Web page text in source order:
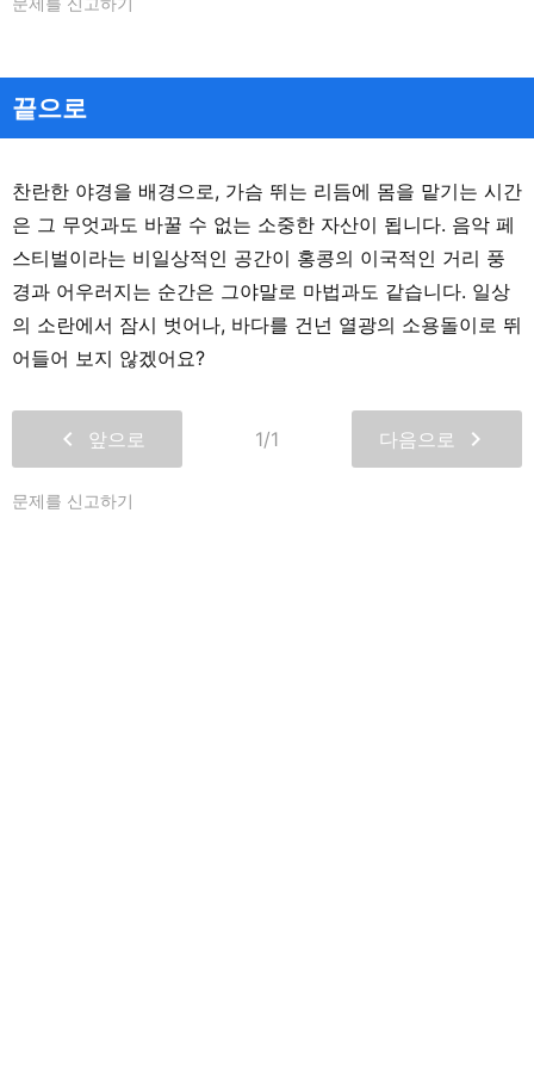
끝으로
찬란한 야경을 배경으로, 가슴 뛰는 리듬에 몸을 맡기는 시간
은 그 무엇과도 바꿀 수 없는 소중한 자산이 됩니다. 음악 페
스티벌이라는 비일상적인 공간이 홍콩의 이국적인 거리 풍
경과 어우러지는 순간은 그야말로 마법과도 같습니다. 일상
의 소란에서 잠시 벗어나, 바다를 건넌 열광의 소용돌이로 뛰
어들어 보지 않겠어요?
chevron_left 앞으로 1/1 다음으로 chevron_right
문제를 신고하기